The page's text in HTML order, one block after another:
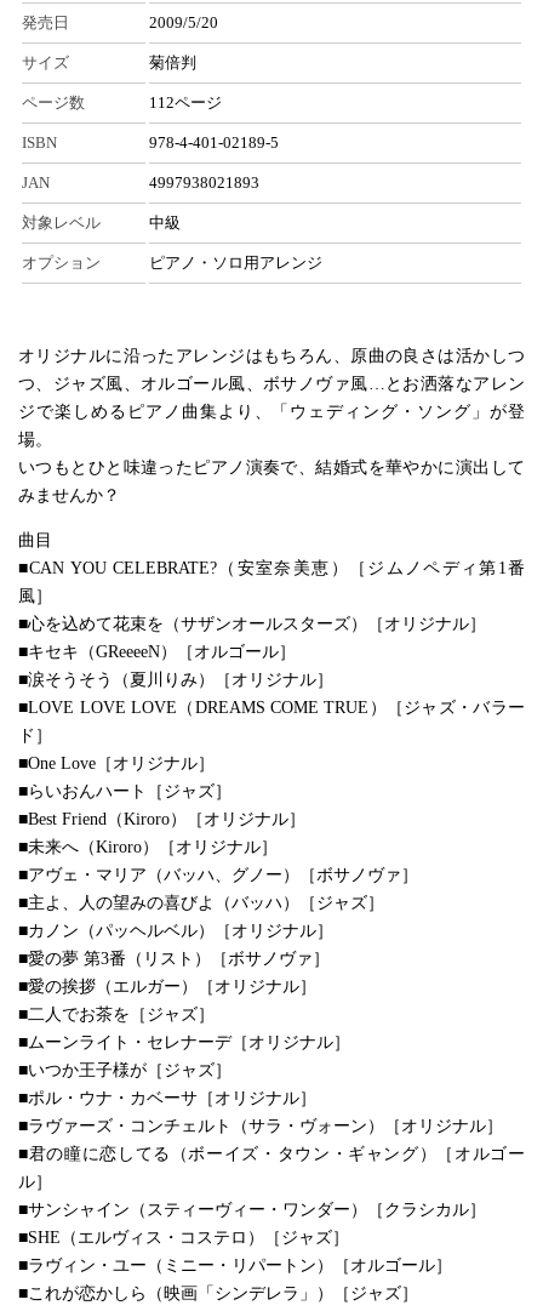
発売日 2009/5/20
サイズ 菊倍判
ページ数 112ページ
ISBN 978-4-401-02189-5
JAN 4997938021893
対象レベル 中級
オプション ピアノ・ソロ用アレンジ
オリジナルに沿ったアレンジはもちろん、原曲の良さは活かしつ
つ、ジャズ風、オルゴール風、ボサノヴァ風…とお洒落なアレン
ジで楽しめるピアノ曲集より、「ウェディング・ソング」が登
場。
いつもとひと味違ったピアノ演奏で、結婚式を華やかに演出して
みませんか？
曲目
■CAN YOU CELEBRATE?（安室奈美恵）［ジムノペディ第1番
風］
■心を込めて花束を（サザンオールスターズ）［オリジナル］
■キセキ（GReeeeN）［オルゴール］
■涙そうそう（夏川りみ）［オリジナル］
■LOVE LOVE LOVE（DREAMS COME TRUE）［ジャズ・バラー
ド］
■One Love［オリジナル］
■らいおんハート［ジャズ］
■Best Friend（Kiroro）［オリジナル］
■未来へ（Kiroro）［オリジナル］
■アヴェ・マリア（バッハ、グノー）［ボサノヴァ］
■主よ、人の望みの喜びよ（バッハ）［ジャズ］
■カノン（パッヘルベル）［オリジナル］
■愛の夢 第3番（リスト）［ボサノヴァ］
■愛の挨拶（エルガー）［オリジナル］
■二人でお茶を［ジャズ］
■ムーンライト・セレナーデ［オリジナル］
■いつか王子様が［ジャズ］
■ポル・ウナ・カベーサ［オリジナル］
■ラヴァーズ・コンチェルト（サラ・ヴォーン）［オリジナル］
■君の瞳に恋してる（ボーイズ・タウン・ギャング）［オルゴー
ル］
■サンシャイン（スティーヴィー・ワンダー）［クラシカル］
■SHE（エルヴィス・コステロ）［ジャズ］
■ラヴィン・ユー（ミニー・リパートン）［オルゴール］
■これが恋かしら（映画「シンデレラ」）［ジャズ］